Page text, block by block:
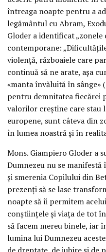
întreaga noapte pentru a
legământul cu Abram,
Gloder a identificat
contemporane:
violență, războaiele care
continuă să ne arate, așa
«manta învăluită în sânge»
pentru demnitatea fiecărei
valorilor creștine care stau
europene, sunt câteva din
în lumea noastră și în
Mons. Giampiero Gloder a
Dumnezeu nu se
și smerenia Copilului din
prezenți să se lase
noapte să îi permitem
conștiințele și viața de tot
să facem mereu binele, iar
lumina lui Dumnezeu